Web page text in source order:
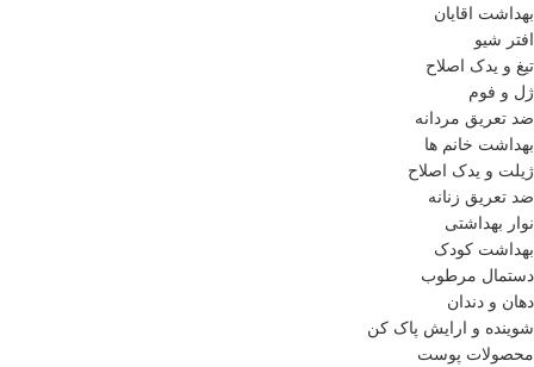
بهداشت اقایان
افتر شیو
تیغ و یدک اصلاح
ژل و فوم
ضد تعریق مردانه
بهداشت خانم ها
ژیلت و یدک اصلاح
ضد تعریق زنانه
نوار بهداشتی
بهداشت کودک
دستمال مرطوب
دهان و دندان
شوینده و ارایش پاک کن
محصولات پوست